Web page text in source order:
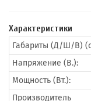
Характеристики
Габариты (Д/Ш/В)
Напряжение (В.):
Мощность (Вт.):
Производитель